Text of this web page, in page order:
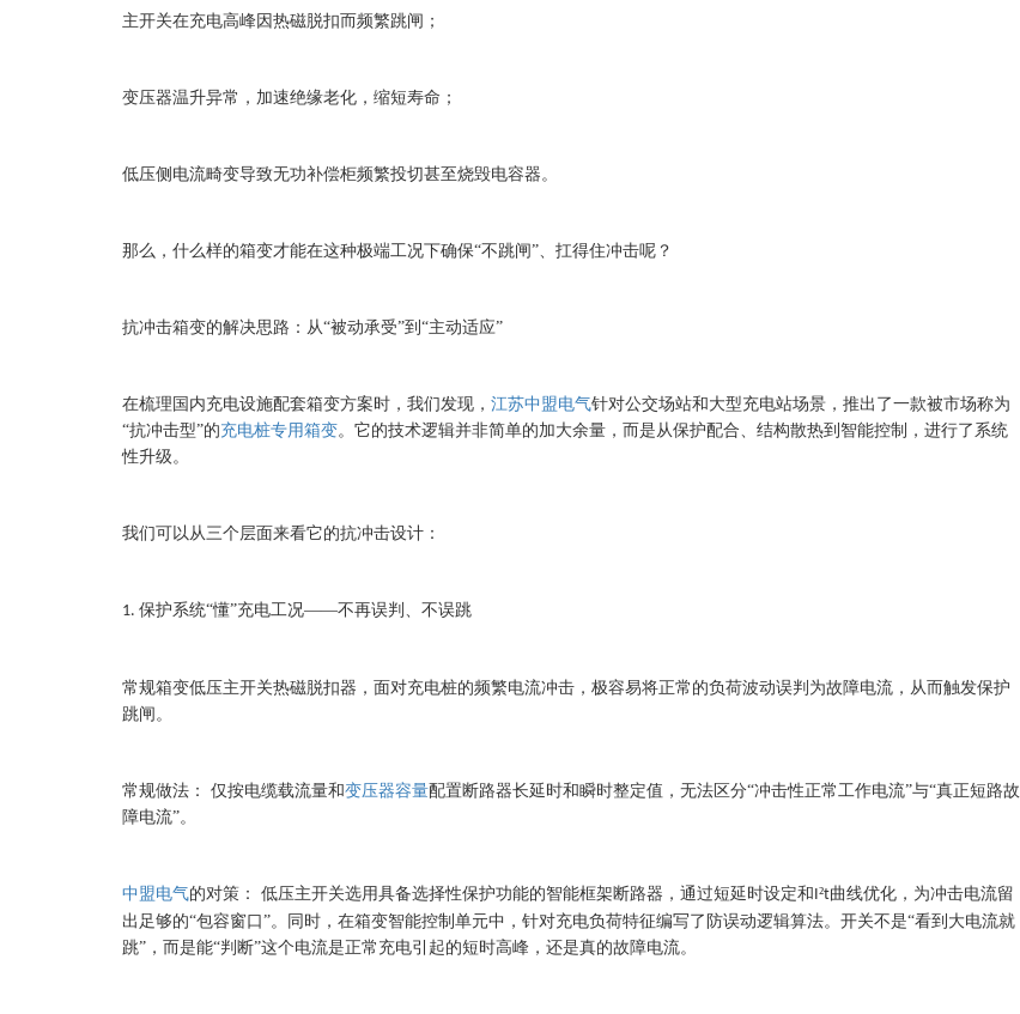
主开关在充电高峰因热磁脱扣而频繁跳闸；
变压器温升异常，加速绝缘老化，缩短寿命；
低压侧电流畸变导致无功补偿柜频繁投切甚至烧毁电容器。
那么，什么样的箱变才能在这种极端工况下确保“不跳闸”、扛得住冲击呢？
抗冲击箱变的解决思路：从“被动承受”到“主动适应”
在梳理国内充电设施配套箱变方案时，我们发现， 江苏中盟电气针对公交场站和大型充电站场景，推出了一款被市场称为
“抗冲击型”的充电桩专用箱变。它的技术逻辑并非简单的加大余量，而是从保护配合、结构散热到智能控制，进行了系统
性升级。
我们可以从三个层面来看它的抗冲击设计：
1. 保护系统“懂”充电工况——不再误判、不误跳
常规箱变低压主开关热磁脱扣器，面对充电桩的频繁电流冲击，极容易将正常的负荷波动误判为故障电流，从而触发保护
跳闸。
常规做法： 仅按电缆载流量和变压器容量配置断路器长延时和瞬时整定值，无法区分“冲击性正常工作电流”与“真正短路故
障电流”。
中盟电气的对策： 低压主开关选用具备选择性保护功能的智能框架断路器，通过短延时设定和 I²t曲线优化，为冲击电流留
出足够的“包容窗口”。同时，在箱变智能控制单元中，针对充电负荷特征编写了防误动逻辑算法。开关不是“看到大电流就
跳”，而是能“判断”这个电流是正常充电引起的短时高峰，还是真的故障电流。